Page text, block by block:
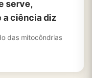
serve,
a ciência diz
das mitocôndrias